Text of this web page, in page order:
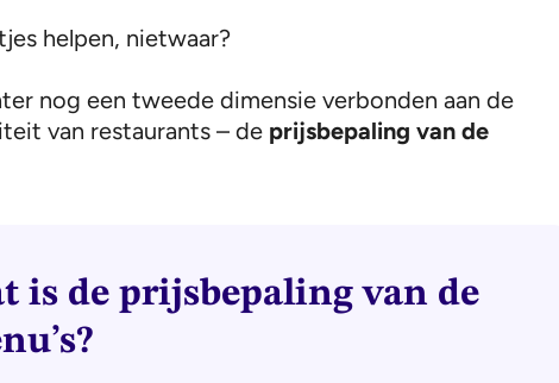
helpen, nietwaar?
nog een tweede dimensie verbonden aan de
van restaurants – de prijsbepaling van de
is de prijsbepaling van de